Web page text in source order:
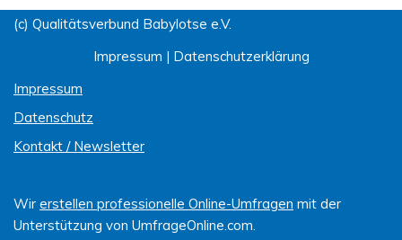
(c) Qualitätsverbund Babylotse e.V.
Impressum | Datenschutzerklärung
Impressum
Datenschutz
Kontakt / Newsletter
Wir erstellen professionelle Online-Umfragen mit der
Unterstützung von UmfrageOnline.com.